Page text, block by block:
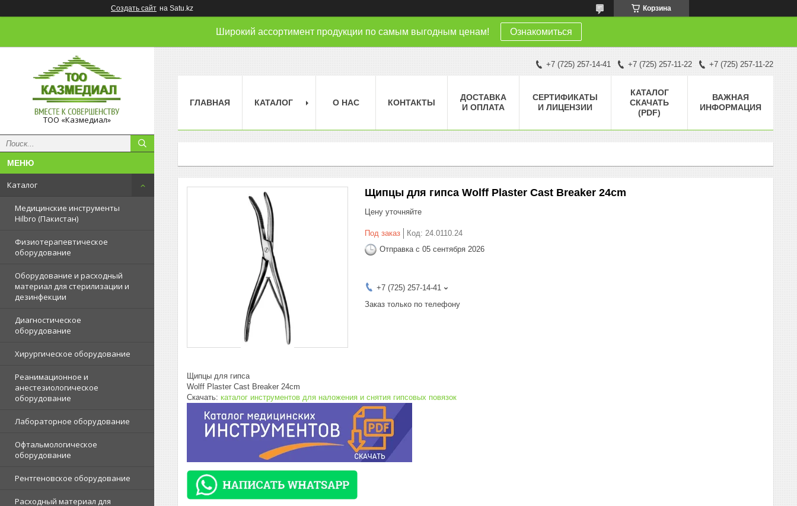
Создать сайт на Satu.kz Корзина
Широкий ассортимент продукции по самым выгодным ценам! Ознакомиться
ТОО «Казмедиал»
Каталог
Медицинские инструменты
Hilbro (Пакистан)
Физиотерапевтическое
оборудование
Оборудование и расходный
материал для стерилизации и
дезинфекции
Диагностическое
оборудование
Хирургическое оборудование
Реанимационное и
анестезиологическое
оборудование
Лабораторное оборудование
Офтальмологическое
оборудование
Рентгеновское оборудование
Расходный материал для
+7 (725) 257-14-41 +7 (725) 257-11-22 +7 (725) 257-11-22
ГЛАВНАЯ КАТАЛОГ О НАС КОНТАКТЫ
ДОСТАВКА
И ОПЛАТА
СЕРТИФИКАТЫ
И ЛИЦЕНЗИИ
КАТАЛОГ
СКАЧАТЬ
(PDF)
ВАЖНАЯ
ИНФОРМАЦИЯ
Щипцы для гипса Wolff Plaster Cast Breaker 24cm
Цену уточняйте
Под заказ Код: 24.0110.24
Отправка с 05 сентября 2026
+7 (725) 257-14-41
Заказ только по телефону
Щипцы для гипса
Wolff Plaster Cast Breaker 24cm
Скачать: каталог инструментов для наложения и снятия гипсовых повязок